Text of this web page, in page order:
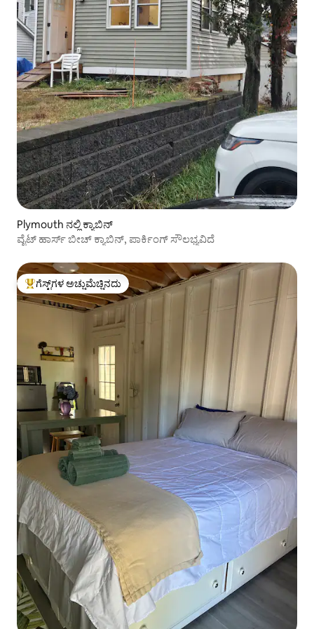
Plymouth ನಲ್ಲಿ ಕ್ಯಾಬಿನ್
ವೈಟ್ ಹಾರ್ಸ್ ಬೀಚ್ ಕ್ಯಾಬಿನ್, ಪಾರ್ಕಿಂಗ್ ಸೌಲಭ್ಯವಿದೆ
ಗೆಸ್ಟ್‌ಗಳಿಗೆ ಅತಿ ಹೆಚ್ಚು ಅಚ್ಚುಮೆಚ್ಚಿನದು
ಗೆಸ್ಟ್‌ಗಳ ಅಚ್ಚುಮೆಚ್ಚಿನದು